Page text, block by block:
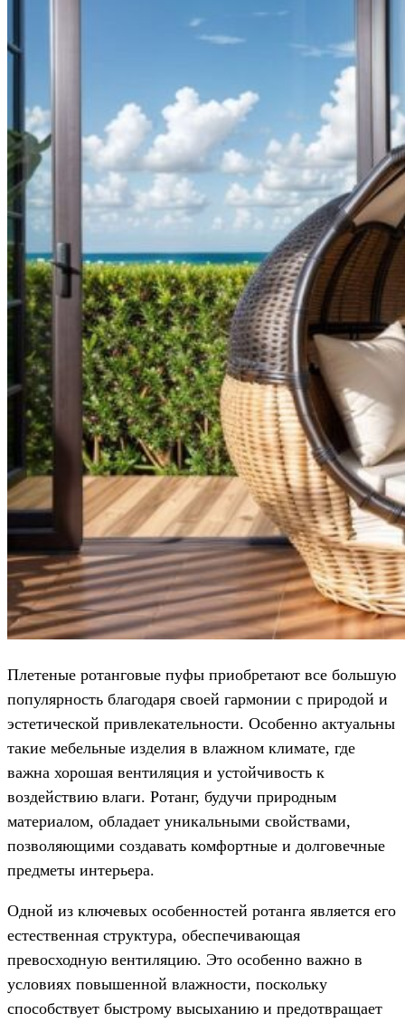
Плетеные ротанговые пуфы приобретают все большую
популярность благодаря своей гармонии с природой и
эстетической привлекательности. Особенно актуальны
такие мебельные изделия в влажном климате, где
важна хорошая вентиляция и устойчивость к
воздействию влаги. Ротанг, будучи природным
материалом, обладает уникальными свойствами,
позволяющими создавать комфортные и долговечные
предметы интерьера.
Одной из ключевых особенностей ротанга является его
естественная структура, обеспечивающая
превосходную вентиляцию. Это особенно важно в
условиях повышенной влажности, поскольку
способствует быстрому высыханию и предотвращает